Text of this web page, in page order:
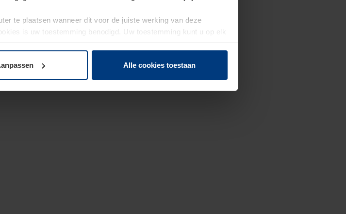
te plaatsen wanneer dit voor de juiste werking van deze
is uw toestemming benodigd. Uw toestemming kunt u op elk
op onze website wijzigen of herroepen.
Alle cookies toestaan